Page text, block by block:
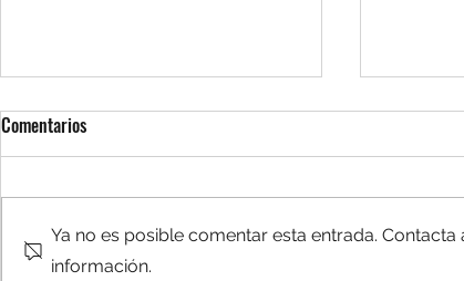
Comentarios
Ya no es posible comentar esta entrada.
información.